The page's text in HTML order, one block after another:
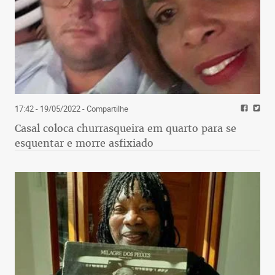
17:42 - 19/05/2022- Compartilhe
Casal coloca churrasqueira em quarto para se
esquentar e morre asfixiado